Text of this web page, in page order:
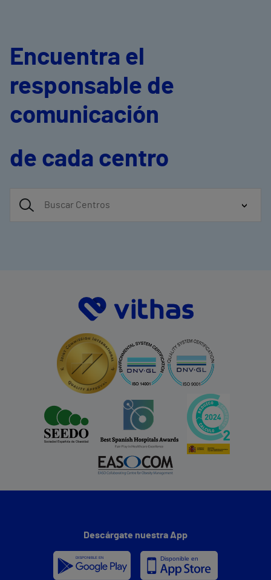
Encuentra el
responsable de
comunicación
de cada centro
Descárgate nuestra App